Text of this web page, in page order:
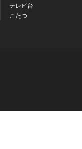
テレビ台
こたつ